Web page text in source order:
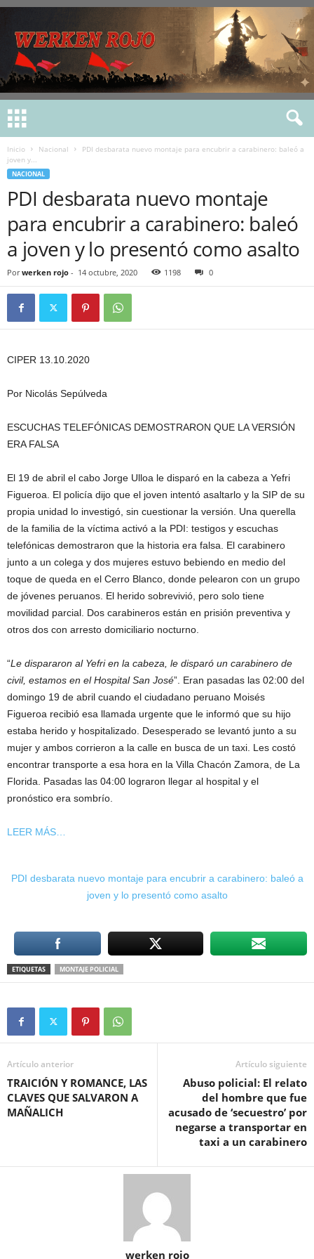
Inicio Nacional
PDI desbarata nuevo montaje para encubrir a carabinero: baleó a
joven y...
NACIONAL
PDI desbarata nuevo montaje
para encubrir a carabinero: baleó
a joven y lo presentó como asalto
Por werken rojo - 14 octubre, 2020 1198 0
CIPER 13.10.2020
Por Nicolás Sepúlveda
ESCUCHAS TELEFÓNICAS DEMOSTRARON QUE LA VERSIÓN
ERA FALSA
El 19 de abril el cabo Jorge Ulloa le disparó en la cabeza a Yefri
Figueroa. El policía dijo que el joven intentó asaltarlo y la SIP de su
propia unidad lo investigó, sin cuestionar la versión. Una querella
de la familia de la víctima activó a la PDI: testigos y escuchas
telefónicas demostraron que la historia era falsa. El carabinero
junto a un colega y dos mujeres estuvo bebiendo en medio del
toque de queda en el Cerro Blanco, donde pelearon con un grupo
de jóvenes peruanos. El herido sobrevivió, pero solo tiene
movilidad parcial. Dos carabineros están en prisión preventiva y
otros dos con arresto domiciliario nocturno.
“Le dispararon al Yefri en la cabeza, le disparó un carabinero de
civil, estamos en el Hospital San José”. Eran pasadas las 02:00 del
domingo 19 de abril cuando el ciudadano peruano Moisés
Figueroa recibió esa llamada urgente que le informó que su hijo
estaba herido y hospitalizado. Desesperado se levantó junto a su
mujer y ambos corrieron a la calle en busca de un taxi. Les costó
encontrar transporte a esa hora en la Villa Chacón Zamora, de La
Florida. Pasadas las 04:00 lograron llegar al hospital y el
pronóstico era sombrío.
LEER MÁS…
PDI desbarata nuevo montaje para encubrir a carabinero: baleó a
joven y lo presentó como asalto
ETIQUETAS MONTAJE POLICIAL
Artículo anterior
TRAICIÓN Y ROMANCE, LAS
CLAVES QUE SALVARON A
MAÑALICH
Artículo siguiente
Abuso policial: El relato
del hombre que fue
acusado de ‘secuestro’ por
negarse a transportar en
taxi a un carabinero
werken rojo